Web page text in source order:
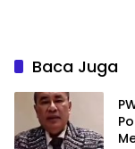
Baca Juga